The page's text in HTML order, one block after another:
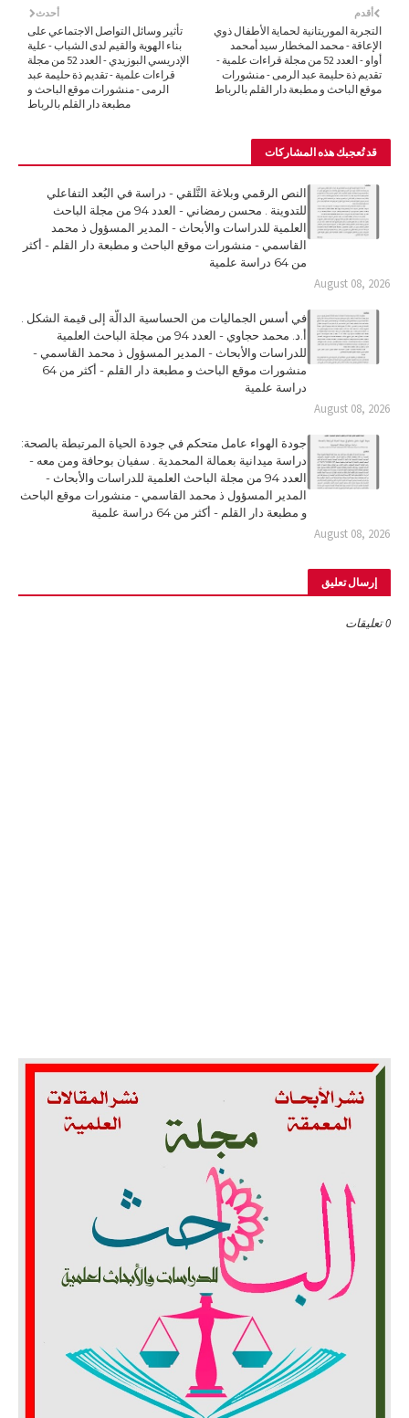
أحدث
تأثير وسائل التواصل الاجتماعي على
بناء الهوية والقيم لدى الشباب - علية
الإدريسي البوزيدي - العدد 52 من مجلة
قراءات علمية - تقديم ذة حليمة عبد
الرمى - منشورات موقع الباحث و
مطبعة دار القلم بالرباط
أقدم
التجربة الموريتانية لحماية الأطفال ذوي
الإعاقة - محمد المخطار سيد أمحمد
أواو - العدد 52 من مجلة قراءات علمية -
تقديم ذة حليمة عبد الرمى - منشورات
موقع الباحث و مطبعة دار القلم بالرباط
قد تُعجبك هذه المشاركات
النص الرقمي وبلاغة التَّلقي - دراسة في البُعد التفاعلي
للتدوينة . محسن رمضاني - العدد 94 من مجلة الباحث
العلمية للدراسات والأبحاث - المدير المسؤول ذ محمد
القاسمي - منشورات موقع الباحث و مطبعة دار القلم - أكثر
من 64 دراسة علمية
August 08, 2026
في أسس الجماليات من الحساسية الدالّة إلى قيمة الشكل .
أ.د. محمد حجاوي - العدد 94 من مجلة الباحث العلمية
للدراسات والأبحاث - المدير المسؤول ذ محمد القاسمي -
منشورات موقع الباحث و مطبعة دار القلم - أكثر من 64
دراسة علمية
August 08, 2026
جودة الهواء عامل متحكم في جودة الحياة المرتبطة بالصحة:
دراسة ميدانية بعمالة المحمدية . سفيان بوحافة ومن معه -
العدد 94 من مجلة الباحث العلمية للدراسات والأبحاث -
المدير المسؤول ذ محمد القاسمي - منشورات موقع الباحث
و مطبعة دار القلم - أكثر من 64 دراسة علمية
August 08, 2026
إرسال تعليق
0 تعليقات